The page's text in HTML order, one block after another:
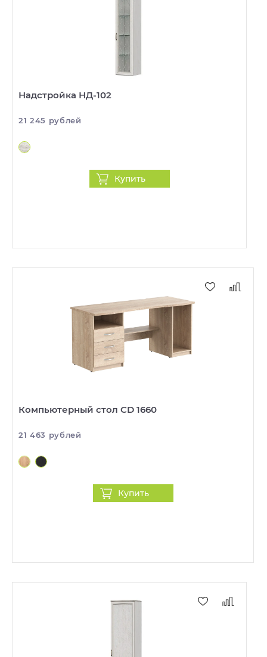
Надстройка НД-102
21 245 рублей
Купить
Компьютерный стол CD 1660
21 463 рублей
Купить